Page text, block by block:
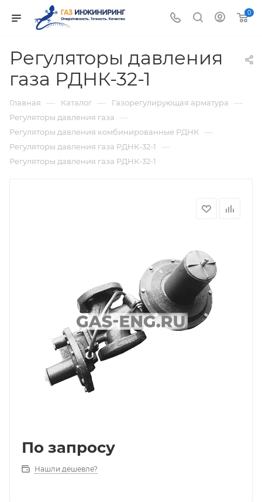
0
Регуляторы давления
газа РДНК-32-1
Главная — Каталог — Газорегулирующая арматура —
Регуляторы давления газа —
Регуляторы давления комбинированные РДНК —
Регуляторы давления газа РДНК-32-1 —
Регуляторы давления газа РДНК-32-1
По запросу
Нашли дешевле?